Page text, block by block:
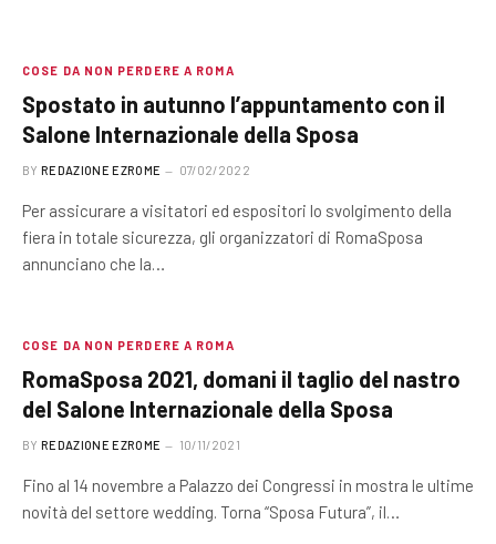
COSE DA NON PERDERE A ROMA
Spostato in autunno l’appuntamento con il
Salone Internazionale della Sposa
BY REDAZIONE EZROME 07/02/2022
Per assicurare a visitatori ed espositori lo svolgimento della
fiera in totale sicurezza, gli organizzatori di RomaSposa
annunciano che la…
COSE DA NON PERDERE A ROMA
RomaSposa 2021, domani il taglio del nastro
del Salone Internazionale della Sposa
BY REDAZIONE EZROME 10/11/2021
Fino al 14 novembre a Palazzo dei Congressi in mostra le ultime
novità del settore wedding. Torna “Sposa Futura”, il…